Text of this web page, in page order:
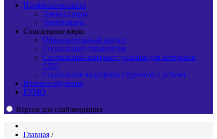
Профессионалитет
Амбассадоры
Чемпионаты
Социальные меры
Образовательный кредит
Социальный справочник
Социальный контракт: условия для ветеранов
СВО
Социальная поддержка студентов с детьми
Целевое обучение
РУМО
Версия для слабовидящих
Главная /